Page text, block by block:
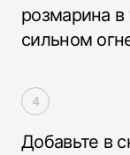
розмарина
сильном
Добавьте в